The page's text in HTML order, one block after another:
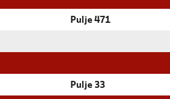
Pulje 471
Pulje 33